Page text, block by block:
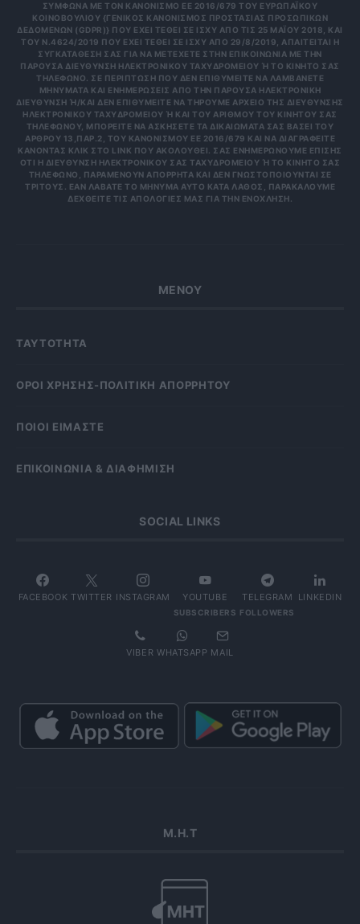
ΣΎΜΦΩΝΑ ΜΕ ΤΟΝ ΚΑΝΟΝΙΣΜΌ ΕΕ 2016/679 ΤΟΥ ΕΥΡΩΠΑΪΚΟΎ
ΚΟΙΝΟΒΟΥΛΊΟΥ {ΓΕΝΙΚΌΣ ΚΑΝΟΝΙΣΜΌΣ ΠΡΟΣΤΑΣΊΑΣ ΠΡΟΣΩΠΙΚΏΝ
ΔΕΔΟΜΈΝΩΝ (GDPR)} ΠΟΥ ΈΧΕΙ ΤΕΘΕΊ ΣΕ ΙΣΧΎ ΑΠΌ ΤΙΣ 25 ΜΑΪ́ΟΥ 2018, ΚΑΙ
ΤΟΥ Ν.4624/2019 ΠΟΥ ΈΧΕΙ ΤΕΘΕΊ ΣΕ ΙΣΧΎ ΑΠΌ 29/8/2019, ΑΠΑΙΤΕΊΤΑΙ Η
ΣΥΓΚΑΤΆΘΕΣΉ ΣΑΣ ΓΙΑ ΝΑ ΜΕΤΈΧΕΤΕ ΣΤΗΝ ΕΠΙΚΟΙΝΩΝΊΑ ΜΕ ΤΗΝ
ΠΑΡΟΎΣΑ ΔΙΕΎΘΥΝΣΗ ΗΛΕΚΤΡΟΝΙΚΟΎ ΤΑΧΥΔΡΟΜΕΊΟΥ Ή ΤΟ ΚΙΝΗΤΌ ΣΑΣ Τ
ΗΛΈΦΩΝΟ. ΣΕ ΠΕΡΊΠΤΩΣΗ ΠΟΥ ΔΕΝ ΕΠΙΘΥΜΕΊΤΕ ΝΑ ΛΑΜΒΆΝΕΤΕ Μ
ΗΝΎΜΑΤΑ ΚΑΙ ΕΝΗΜΕΡΏΣΕΙΣ ΑΠΌ ΤΗΝ ΠΑΡΟΎΣΑ ΗΛΕΚΤΡΟΝΙΚΉ Δ
ΙΕΎΘΥΝΣΗ Ή/ΚΑΙ ΔΕΝ ΕΠΙΘΥΜΕΊΤΕ ΝΑ ΤΗΡΟΎΜΕ ΑΡΧΕΊΟ ΤΗΣ ΔΙΕΎΘΥΝΣΗΣ ΗΛ
ΕΚΤΡΟΝΙΚΟΎ ΤΑΧΥΔΡΟΜΕΊΟΥ Ή ΚΑΙ ΤΟΥ ΑΡΙΘΜΟΎ ΤΟΥ ΚΙΝΗΤΟΎ ΣΑΣ ΤΗΛ
ΕΦΏΝΟΥ, ΜΠΟΡΕΊΤΕ ΝΑ ΑΣΚΉΣΕΤΕ ΤΑ ΔΙΚΑΙΏΜΑΤΆ ΣΑΣ ΒΆΣΕΙ ΤΟΥ ΆΡΘ
ΡΟΥ 13,ΠΑΡ.2, ΤΟΥ ΚΑΝΟΝΙΣΜΟΎ ΕΕ 2016/679 ΚΑΙ ΝΑ ΔΙΑΓΡΑΦΕΊΤΕ ΚΆΝ
ΟΝΤΑΣ ΚΛΙΚ ΣΤΟ LINK ΠΟΥ ΑΚΟΛΟΥΘΕΊ. ΣΑΣ ΕΝΗΜΕΡΏΝΟΥΜΕ ΕΠΊΣΗΣ ΌΤΙ
Η ΔΙΕΎΘΥΝΣΗ ΗΛΕΚΤΡΟΝΙΚΟΎ ΣΑΣ ΤΑΧΥΔΡΟΜΕΊΟΥ Ή ΤΟ ΚΙΝΗΤΌ ΣΑΣ ΤΗΛΈ
ΦΩΝΟ, ΠΑΡΑΜΈΝΟΥΝ ΑΠΌΡΡΗΤΑ ΚΑΙ ΔΕΝ ΓΝΩΣΤΟΠΟΙΟΎΝΤΑΙ ΣΕ ΤΡΊΤ
ΟΥΣ. ΕΆΝ ΛΆΒΑΤΕ ΤΟ ΜΉΝΥΜΑ ΑΥΤΌ ΚΑΤΆ ΛΆΘΟΣ, ΠΑΡΑΚΑΛΟΎΜΕ ΔΕΧΘ
ΕΊΤΕ ΤΙΣ ΑΠΟΛΟΓΊΕΣ ΜΑΣ ΓΙΑ ΤΗΝ ΕΝΌΧΛΗΣΗ.
ΜΕΝΟΥ
ΤΑΥΤΟΤΗΤΑ
OΡΟΙ ΧΡΗΣΗΣ-ΠΟΛΙΤΙΚΗ ΑΠΟΡΡΗΤΟΥ
ΠΟΙΟΙ ΕΙΜΑΣΤΕ
ΕΠΙΚΟΙΝΩΝΙΑ & ΔΙΑΦΗΜΙΣΗ
SOCIAL LINKS
FACEBOOK TWITTER INSTAGRAM YOUTUBE
SUBSCRIBERS
TELEGRAM
FOLLOWERS
LINKEDIN
VIBER WHATSAPP MAIL
Μ.Η.Τ